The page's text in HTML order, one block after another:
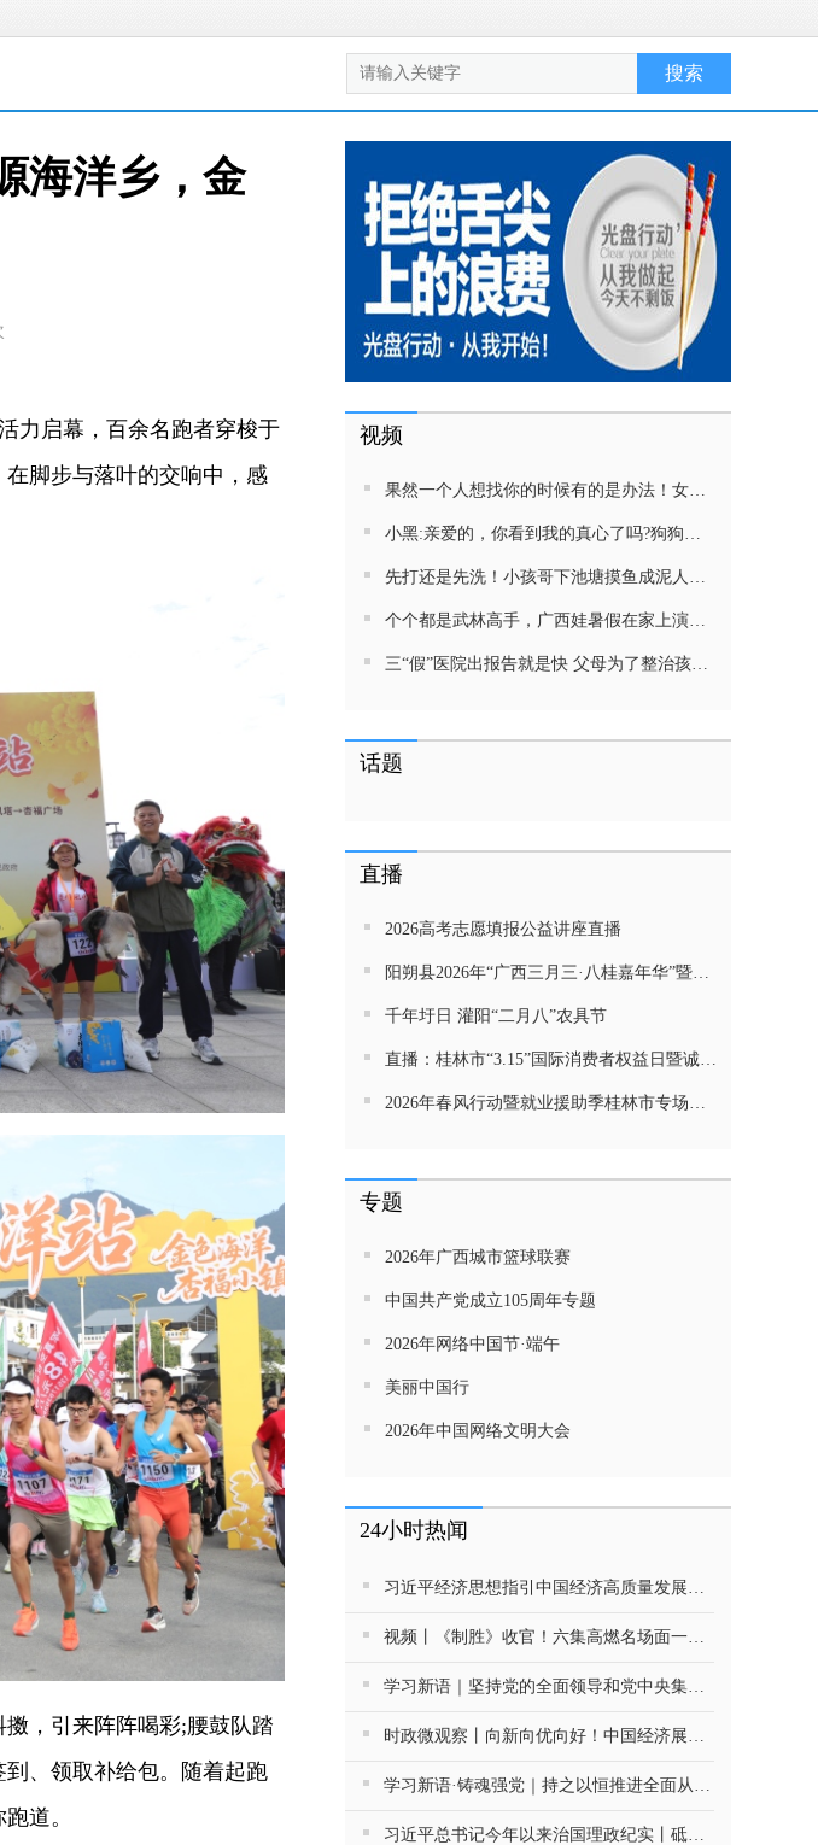
海洋乡，金
力启幕，百余名跑者穿梭于
脚步与落叶的交响中，感
，引来阵阵喝彩;腰鼓队踏
、领取补给包。随着起跑
道。
视频
果然一个人想找你的时候有的是办法！女生吵架将男友拉黑，结果男友给家里狗打电话了！汪：吵死了，一会就去把号码注销
小黑:亲爱的，你看到我的真心了吗?狗狗雨中等好朋狗不愿离去，网友:确实搞笑，黄黄都有男朋友，你却没有
先打还是先洗！小孩哥下池塘摸鱼成泥人！网友：这才是童年该有的样子，好怀念
个个都是武林高手，广西娃暑假在家上演武侠片，80后90后:以前我们也这样玩
三“假”医院出报告就是快 父母为了整治孩子少吃零食想尽了办法 网友：“又有”笑死我了
话题
直播
2026高考志愿填报公益讲座直播
阳朔县2026年“广西三月三·八桂嘉年华”暨金龙巡游活动直播
千年圩日 灌阳“二月八”农具节
直播：桂林市“3.15”国际消费者权益日暨诚信教育主题活动网民面对面活动
2026年春风行动暨就业援助季桂林市专场招聘活动直播带岗
专题
2026年广西城市篮球联赛
中国共产党成立105周年专题
2026年网络中国节·端午
美丽中国行
2026年中国网络文明大会
24小时热闻
习近平经济思想指引中国经济高质量发展行稳致远
视频丨《制胜》收官！六集高燃名场面一次看够
学习新语｜坚持党的全面领导和党中央集中统一领导
时政微观察丨向新向优向好！中国经济展现强大韧性和活力
学习新语·铸魂强党｜持之以恒推进全面从严治党
习近平总书记今年以来治国理政纪实丨砥砺初心使命 把党建设得更加坚强有力